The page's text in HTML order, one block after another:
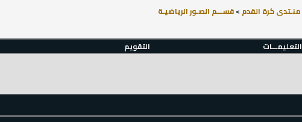
منـتدى كرة القدم >قســـم الصـور الرياضيـة
التعليمـــات التقويم